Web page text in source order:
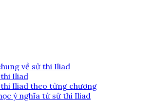
về sử thi Iliad
Iliad
Iliad theo từng chương
ý nghĩa từ sử thi Iliad